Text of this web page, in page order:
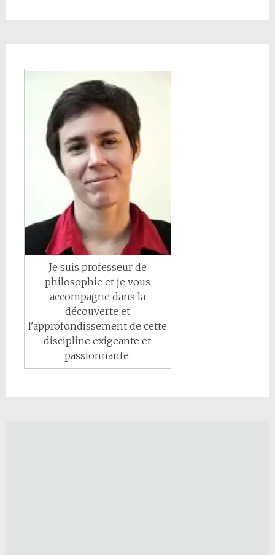
Je suis professeur de
philosophie et je vous
accompagne dans la
découverte et
l'approfondissement de cette
discipline exigeante et
passionnante.